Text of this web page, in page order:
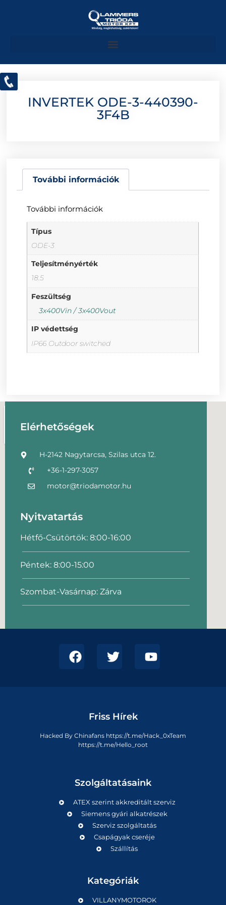
INVERTEK ODE-3-440390-
3F4B
További információk
További információk
Típus
ODE-3
Teljesítményérték
18.5
Feszültség
3x400Vin / 3x400Vout
IP védettség
IP66 Outdoor switched
Elérhetőségek
H-2142 Nagytarcsa, Szilas utca 12.
+36-1-297-3057
motor@triodamotor.hu
Nyitvatartás
Hétfő-Csütörtök: 8:00-16:00
Péntek: 8:00-15:00
Szombat-Vasárnap: Zárva
Friss Hírek
Hacked By Chinafans https://t.me/Hack_0xTeam
https://t.me/Hello_root
Szolgáltatásaink
ATEX szerint akkreditált szerviz
Siemens gyári alkatrészek
Szerviz szolgáltatás
Csapágyak cseréje
Szállítás
Kategóriák
VILLANYMOTOROK